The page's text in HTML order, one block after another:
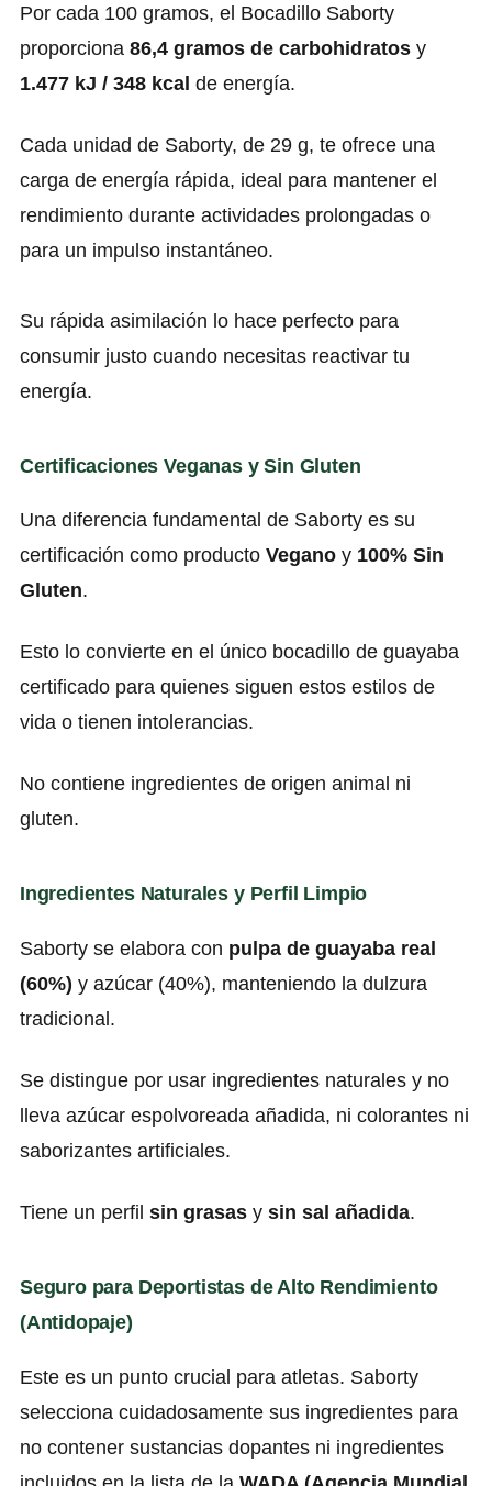
Por cada 100 gramos, el Bocadillo Saborty
proporciona 86,4 gramos de carbohidratosy
1.477 kJ / 348 kcal de energía.
Cada unidad de Saborty, de 29 g, te ofrece una
carga de energía rápida, ideal para mantener el
rendimiento durante actividades prolongadas o
para un impulso instantáneo.
Su rápida asimilación lo hace perfecto para
consumir justo cuando necesitas reactivar tu
energía.
Certificaciones Veganas y Sin Gluten
Una diferencia fundamental de Saborty es su
certificación como producto Veganoy 100% Sin
Gluten.
Esto lo convierte en el único bocadillo de guayaba
certificado para quienes siguen estos estilos de
vida o tienen intolerancias.
No contiene ingredientes de origen animal ni
gluten.
Ingredientes Naturales y Perfil Limpio
Saborty se elabora con pulpa de guayaba real
(60%) y azúcar (40%), manteniendo la dulzura
tradicional.
Se distingue por usar ingredientes naturales y no
lleva azúcar espolvoreada añadida, ni colorantes ni
saborizantes artificiales.
Tiene un perfil sin grasasy sin sal añadida.
Seguro para Deportistas de Alto Rendimiento
(Antidopaje)
Este es un punto crucial para atletas. Saborty
selecciona cuidadosamente sus ingredientes para
no contener sustancias dopantes ni ingredientes